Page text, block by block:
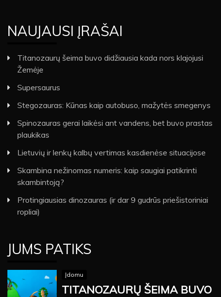
NAUJAUSI ĮRAŠAI
Titanozaurų šeima buvo didžiausia kada nors klajojusi
Žemėje
Supersaurus
Stegozauras: Kūnas kaip autobuso, mažytės smegenys
Spinozauras gerai laikėsi ant vandens, bet buvo prastas
plaukikas
Lietuvių ir lenkų kalbų vertimas kasdienėse situacijose
Skambina nežinomas numeris: kaip saugiai patikrinti
skambintoją?
Protingiausias dinozauras (ir dar 9 gudrūs priešistoriniai
ropliai)
JUMS PATIKS
Įdomu
TITANOZAURŲ ŠEIMA BUVO